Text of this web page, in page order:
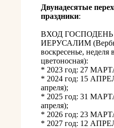
Двунадесятые
праздники:
ВХОД ГОСПОДЕНЬ
ИЕРУСАЛИМ
воскресенье, неделя
цветоносная):
* 2023 год: 27
* 2024 год: 15
апреля);
* 2025 год: 31
апреля);
* 2026 год: 23
* 2027 год: 12